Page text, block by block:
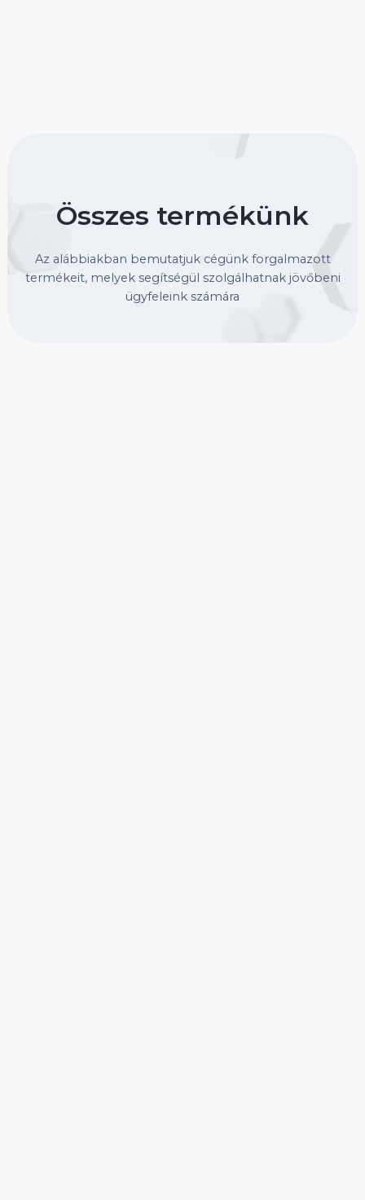
Összes termékünk
Az alábbiakban bemutatjuk cégünk forgalmazott
termékeit, melyek segítségül szolgálhatnak jövőbeni
ügyfeleink számára